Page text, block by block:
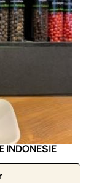
INDONESIE